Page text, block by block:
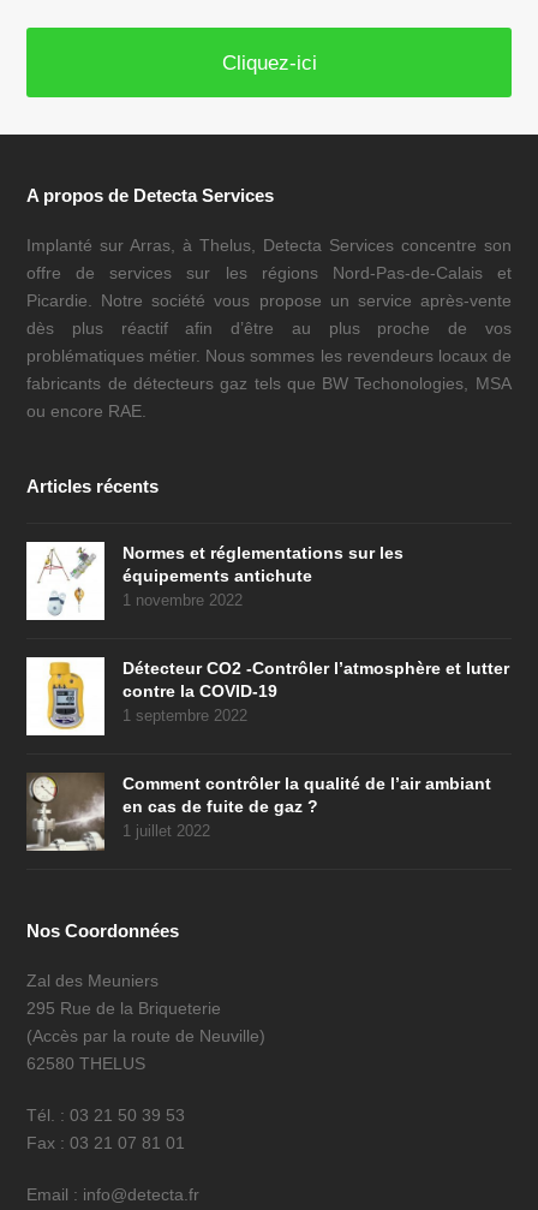
Cliquez-ici
A propos de Detecta Services
Implanté sur Arras, à Thelus, Detecta Services concentre son
offre de services sur les régions Nord-Pas-de-Calais et
Picardie. Notre société vous propose un service après-vente
dès plus réactif afin d’être au plus proche de vos
problématiques métier. Nous sommes les revendeurs locaux de
fabricants de détecteurs gaz tels que BW Techonologies, MSA
ou encore RAE.
Articles récents
Normes et réglementations sur les
équipements antichute
1 novembre 2022
Détecteur CO2 -Contrôler l’atmosphère et lutter
contre la COVID-19
1 septembre 2022
Comment contrôler la qualité de l’air ambiant
en cas de fuite de gaz ?
1 juillet 2022
Nos Coordonnées
Zal des Meuniers
295 Rue de la Briqueterie
(Accès par la route de Neuville)
62580 THELUS
Tél. : 03 21 50 39 53
Fax : 03 21 07 81 01
Email : info@detecta.fr